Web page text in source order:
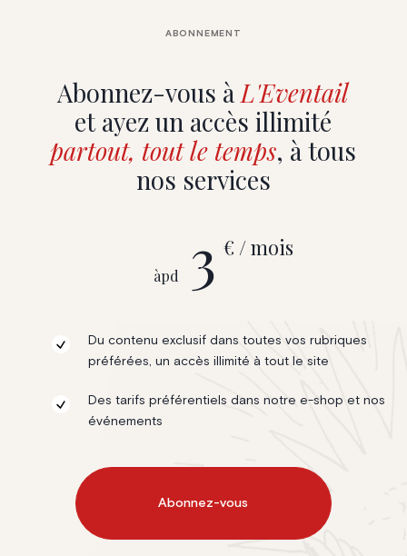
Abonnez-vous àL'Eventail
et ayez un accès illimité
partout, tout le temps, à tous
nos services
ABONNEMENT
àpd 3 € / mois
Du contenu exclusif dans toutes vos rubriques
préférées, un accès illimité à tout le site
Des tarifs préférentiels dans notre e-shop et nos
événements
Abonnez-vous